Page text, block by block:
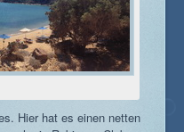
Hier hat es einen netten